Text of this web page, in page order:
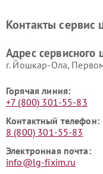
Ремонт морозильных
Контакты сервис
Адрес сервисного
г. Йошкар-Ола,
Горячая линия:
+7 (800) 301-55-83
Контактный телефон:
8 (800) 301-55-83
Электронная почта:
info@lg-fixim.ru